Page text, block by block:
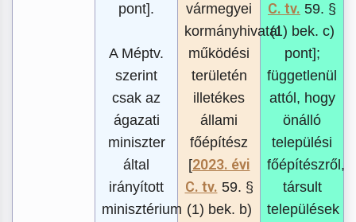
pont].
A Méptv.
szerint
csak az
ágazati
miniszter
által
irányított
minisztérium
vármegyei
kormányhivatal
működési
területén
illetékes
állami
főépítész
[2023. évi
C. tv. 59. §
(1) bek. b)
C. tv. 59. §
(1) bek. c)
pont];
függetlenül
attól, hogy
önálló
települési
főépítészről,
társult
települések